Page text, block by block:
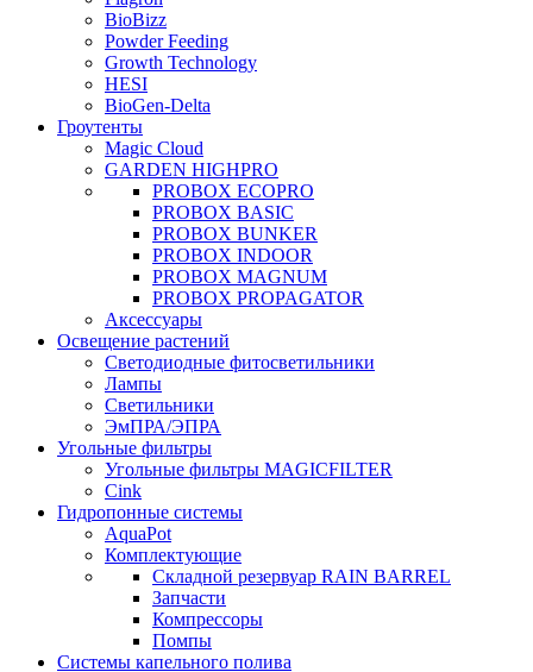
BioBizz
Powder Feeding
Growth Technology
HESI
BioGen-Delta
Гроутенты
Magic Cloud
GARDEN HIGHPRO
PROBOX ECOPRO
PROBOX BASIC
PROBOX BUNKER
PROBOX INDOOR
PROBOX MAGNUM
PROBOX PROPAGATOR
Аксессуары
Освещение растений
Светодиодные фитосветильники
Лампы
Светильники
ЭмПРА/ЭПРА
Угольные фильтры
Угольные фильтры MAGICFILTER
Cink
Гидропонные системы
AquaPot
Комплектующие
Складной резервуар RAIN BARREL
Запчасти
Компрессоры
Помпы
Системы капельного полива